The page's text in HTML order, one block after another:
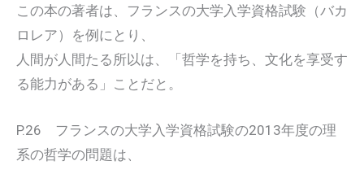
この本の著者は、フランスの大学入学資格試験（バカ
ロレア）を例にとり、
人間が人間たる所以は、「哲学を持ち、文化を享受す
る能力がある」ことだと。
P.26 フランスの大学入学資格試験の2013年度の理
系の哲学の問題は、